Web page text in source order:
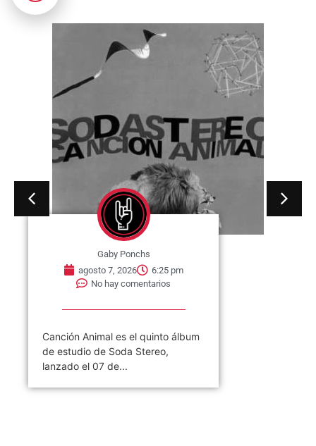
Gaby Ponchs
agosto 7, 2026
6:25 pm
No hay comentarios
Canción Animal es el quinto álbum
de estudio de Soda Stereo,
lanzado el 07 de...